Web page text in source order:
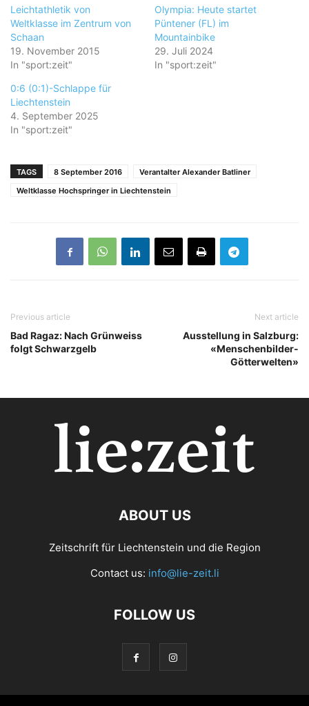
Leichtathletik von
Weltklasse im Zentrum von
Schaan
19. November 2015
In "sport:zeit"
Olympia: Heute startet
Püntener (FL) im
Mountainbike
29. Juli 2024
In "sport:zeit"
0:6 (0:1)-Schlappe für
Liechtenstein
4. September 2025
In "sport:zeit"
TAGS 8 September 2016
Verantalter Alexander Batliner
Weltklasse Hochspringer in Liechtenstein
Previous article
Bad Ragaz: Nach Grünweiss
folgt Schwarzgelb
Next article
Ausstellung in Salzburg:
«Menschenbilder-
Götterwelten»
ABOUT US
Zeitschrift für Liechtenstein und die Region
Contact us: info@lie-zeit.li
FOLLOW US